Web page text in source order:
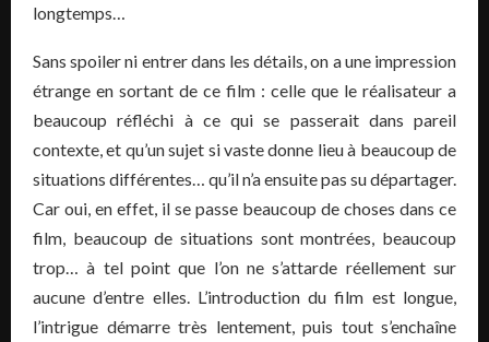
longtemps…
Sans spoiler ni entrer dans les détails, on a une impression
étrange en sortant de ce film : celle que le réalisateur a
beaucoup réfléchi à ce qui se passerait dans pareil
contexte, et qu’un sujet si vaste donne lieu à beaucoup de
situations différentes… qu’il n’a ensuite pas su départager.
Car oui, en effet, il se passe beaucoup de choses dans ce
film, beaucoup de situations sont montrées, beaucoup
trop… à tel point que l’on ne s’attarde réellement sur
aucune d’entre elles. L’introduction du film est longue,
l’intrigue démarre très lentement, puis tout s’enchaîne